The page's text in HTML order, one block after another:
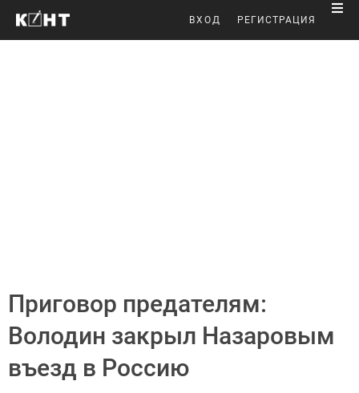
ВХОД РЕГИСТРАЦИЯ
Приговор предателям:
Володин закрыл Назаровым
въезд в Россию